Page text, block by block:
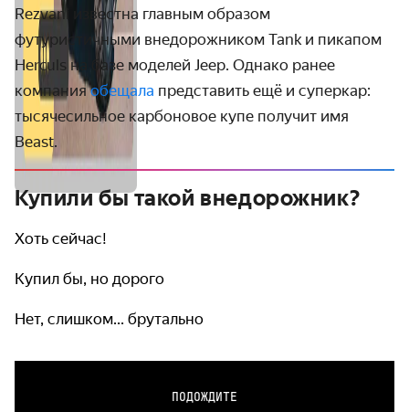
Rezvani известна главным образом
футуристичными внедорожником Tank и пикапом
Herculs на базе моделей Jeep. Однако ранее
компанияобещала представить ещё и суперкар:
тысячесильное карбоновое купе получит имя
Beast.
Купили бы такой внедорожник?
Хоть сейчас!
Купил бы, но дорого
Нет, слишком... брутально
ПОДОЖДИТЕ